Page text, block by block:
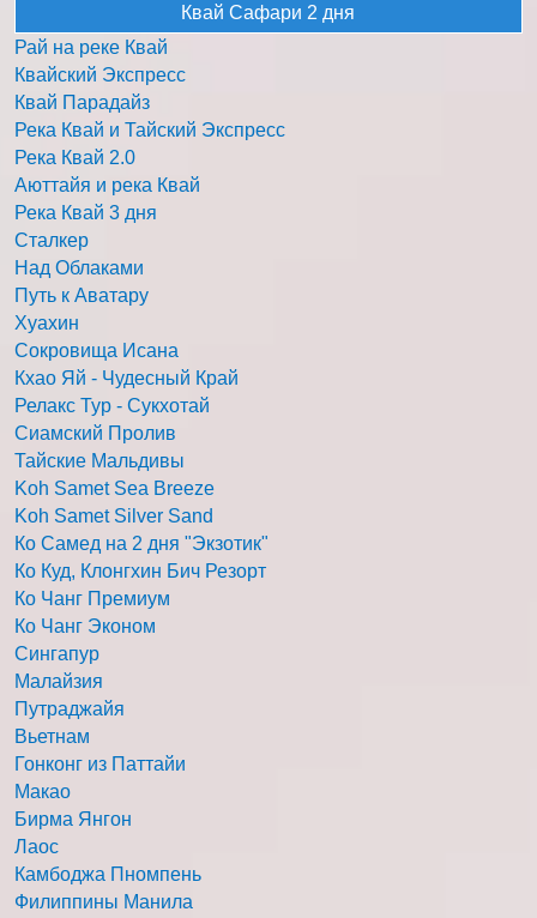
Квай Сафари 2 дня
Рай на реке Квай
Квайский Экспресс
Квай Парадайз
Река Квай и Тайский Экспресс
Река Квай 2.0
Аюттайя и река Квай
Река Квай 3 дня
Сталкер
Над Облаками
Путь к Аватару
Хуахин
Сокровища Исана
Кхао Яй - Чудесный Край
Релакс Тур - Сукхотай
Сиамский Пролив
Тайские Мальдивы
Koh Samet Sea Breeze
Koh Samet Silver Sand
Ко Самед на 2 дня "Экзотик"
Ко Куд, Клонгхин Бич Резорт
Ко Чанг Премиум
Ко Чанг Эконом
Сингапур
Малайзия
Путраджайя
Вьетнам
Гонконг из Паттайи
Макао
Бирма Янгон
Лаос
Камбоджа Пномпень
Филиппины Манила